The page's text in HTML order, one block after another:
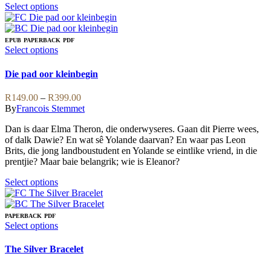
Select optionsThis
product
has
multiple
variants.
options
may
be
chosen
on
the
product
page
EPUB PAPERBACK PDF
Select optionsThis
has
multiple
variants.
The
options
may
be
chosen
on
product
page
Die pad oor kleinbegin
R149.00 – R399.00Price
range:
through
R399.00
ByFrancois Stemmet
Dan is daar Elma Theron, die onderwyseres. Gaan dit Pierre wees,
of dalk Dawie? En wat sê Yolande daarvan? En waar pas Leon
Brits, die jong landboustudent en Yolande se eintlike vriend, in die
prentjie? Maar baie belangrik; wie is Eleanor?
Select optionsThis
product
has
variants.
options
PAPERBACK PDF
Select optionsThis
has
The Silver Bracelet